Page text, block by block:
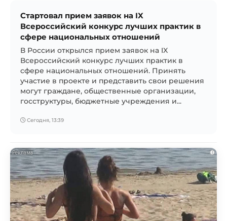
Стартовал прием заявок на IX
Всероссийский конкурс лучших практик в
сфере национальных отношений
В России открылся прием заявок на IX
Всероссийский конкурс лучших практик в
сфере национальных отношений. Принять
участие в проекте и представить свои решения
могут граждане, общественные организации,
госструктуры, бюджетные учреждения и...
Сегодня, 13:39
i